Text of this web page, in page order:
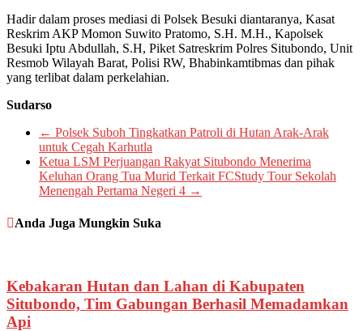
Hadir dalam proses mediasi di Polsek Besuki diantaranya, Kasat
Reskrim AKP Momon Suwito Pratomo, S.H. M.H., Kapolsek
Besuki Iptu Abdullah, S.H, Piket Satreskrim Polres Situbondo, Unit
Resmob Wilayah Barat, Polisi RW, Bhabinkamtibmas dan pihak
yang terlibat dalam perkelahian.
Sudarso
← Polsek Suboh Tingkatkan Patroli di Hutan Arak-Arak
untuk Cegah Karhutla
Ketua LSM Perjuangan Rakyat Situbondo Menerima
Keluhan Orang Tua Murid Terkait FCStudy Tour Sekolah
Menengah Pertama Negeri 4 →
Anda Juga Mungkin Suka
Kebakaran Hutan dan Lahan di Kabupaten
Situbondo, Tim Gabungan Berhasil Memadamkan
Api